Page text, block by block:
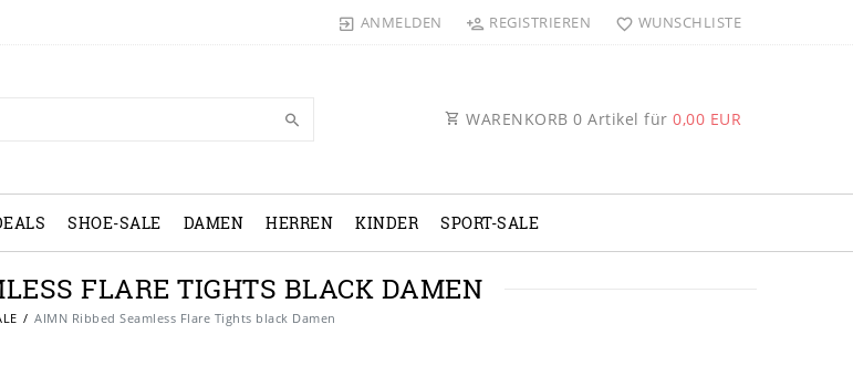
ANMELDEN REGISTRIEREN WUNSCHLISTE
WARENKORB 0 Artikel für 0,00 EUR
SHOE-SALE DAMEN HERREN KINDER SPORT-SALE
FLARE TIGHTS BLACK DAMEN
AIMN Ribbed Seamless Flare Tights black Damen